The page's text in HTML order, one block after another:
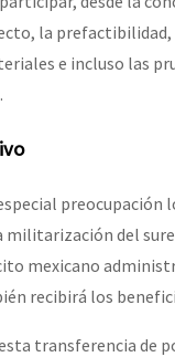
la prefactibilidad,
e incluso las
preocupación
militarización del
mexicano
recibirá los
transferencia de